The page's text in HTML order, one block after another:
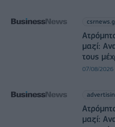
μαζί:
τους
07/08/2026
μαζί: